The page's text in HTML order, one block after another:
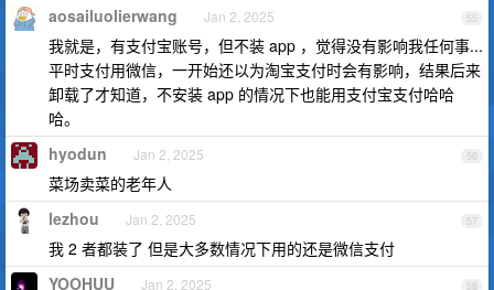
55
aosailuolierwang Jan 2, 2025
我就是，有支付宝账号，但不装 app ，觉得没有影响我任何事...
平时支付用微信，一开始还以为淘宝支付时会有影响，结果后来
卸载了才知道，不安装 app 的情况下也能用支付宝支付哈哈
哈。
56
hyodun Jan 2, 2025
菜场卖菜的老年人
57
lezhou Jan 2, 2025
我 2 者都装了 但是大多数情况下用的还是微信支付
58
YOOHUU Jan 2, 2025